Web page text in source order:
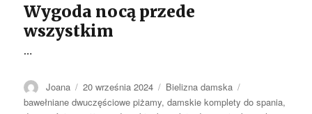
Wygoda nocą przede
wszystkim
…
Autor
Joana Opublikowano
20 września 2024 Kategorie
Bielizna damska
bawełniane dwuczęściowe piżamy,damskie komplety do spania,